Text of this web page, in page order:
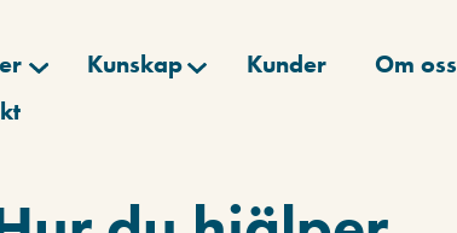
Kunskap Kunder
Om oss